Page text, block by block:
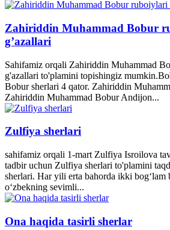
Zahiriddin Muhammad Bobur
g’azallari
Sahifamiz orqali Zahiriddin Muhammad
g'azallari to'plamini topishingiz
Bobur sherlari 4 qator. Zahiriddin
Zahiriddin Muhammad Bobur Andijon...
Zulfiya sherlari
sahifamiz orqali 1-mart Zulfiya Isroilova
tadbir uchun Zulfiya sherlari to'plamini
sherlari. Har yili erta bahorda ikki bogʻlam
oʻzbekning sevimli...
Ona haqida tasirli sherlar